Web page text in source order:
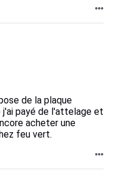
de la plaque
payé de l'attelage et
acheter une
feu vert.